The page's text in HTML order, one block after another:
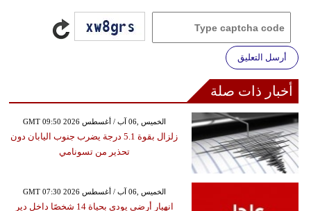
أرسل التعليق
أخبار ذات صلة
GMT 09:50 2026 الخميس ,06 آب / أغسطس
زلزال بقوة 5.1 درجة يضرب جنوب اليابان دون
تحذير من تسونامي
GMT 07:30 2026 الخميس ,06 آب / أغسطس
انهيار أرضي يودي بحياة 14 شخصًا داخل دير